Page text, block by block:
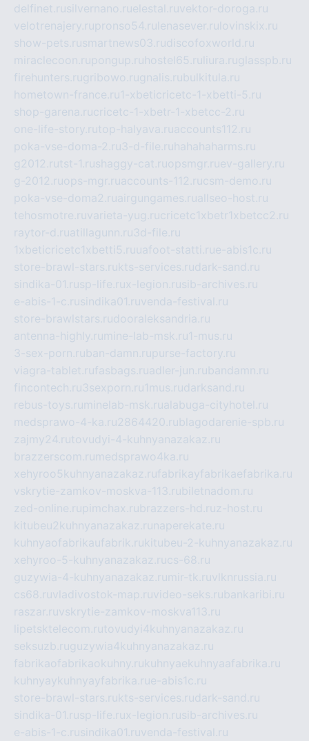
delfinet.rusilvernano.ruelestal.ruvektor-doroga.ru
velotrenajery.rupronso54.ru lenasever.ru lovinskix.ru
show-pets.rusmartnews03.rudiscofoxworld.ru
miraclecoon.rupongup.ru hostel65.ru liura.ruglasspb.ru
firehunters.rugribowo.rugnalis.rubulkitula.ru
hometown-france.ru1-xbeticricetc-1-xbetti-5.ru
shop-garena.rucricetc-1-xbetr-1-xbetcc-2.ru
one-life-story.rutop-halyava.ruaccounts112.ru
poka-vse-doma-2.ru3-d-file.ru hahahaharms.ru
g2012.rutst-1.rushaggy-cat.ruopsmgr.ruev-gallery.ru
g-2012.ruops-mgr.ruaccounts-112.rucsm-demo.ru
poka-vse-doma2.ruairgungames.ruallseo-host.ru
tehosmotre.ruvarieta-yug.rucricetc1xbetr1xbetcc2.ru
raytor-d.ruatillagunn.ru3d-file.ru
1xbeticricetc1xbetti5.ruuafoot-statti.rue-abis1c.ru
store-brawl-stars.rukts-services.rudark-sand.ru
sindika-01.rusp-life.rux-legion.rusib-archives.ru
e-abis-1-c.rusindika01.ruvenda-festival.ru
store-brawlstars.rudooraleksandria.ru
antenna-highly.ru mine-lab-msk.ru1-mus.ru
3-sex-porn.ruban-damn.rupurse-factory.ru
viagra-tablet.rufasbags.ruadler-jun.rubandamn.ru
fincontech.ru3sexporn.ru1mus.rudarksand.ru
rebus-toys.ru minelab-msk.rualabuga-cityhotel.ru
medsprawo-4-ka.ru2864420.rublagodarenie-spb.ru
zajmy24.rutovudyi-4-kuhnyanazakaz.ru
brazzerscom.ru medsprawo4ka.ru
xehyroo5kuhnyanazakaz.rufabrikayfabrikaefabrika.ru
vskrytie-zamkov-moskva-113.rubiletnadom.ru
zed-online.rupimchax.rubrazzers-hd.ruz-host.ru
kitubeu2kuhnyanazakaz.ru naperekate.ru
kuhnyaofabrikaufabrik.rukitubeu-2-kuhnyanazakaz.ru
xehyroo-5-kuhnyanazakaz.rucs-68.ru
guzywia-4-kuhnyanazakaz.ru mir-tk.ruvlknrussia.ru
cs68.ruvladivostok-map.ruvideo-seks.rubankaribi.ru
raszar.ruvskrytie-zamkov-moskva113.ru
lipetsktelecom.rutovudyi4kuhnyanazakaz.ru
seksuzb.ruguzywia4kuhnyanazakaz.ru
fabrikaofabrikaokuhny.rukuhnyaekuhnyaafabrika.ru
kuhnyaykuhnyayfabrika.rue-abis1c.ru
store-brawl-stars.rukts-services.rudark-sand.ru
sindika-01.rusp-life.rux-legion.rusib-archives.ru
e-abis-1-c.rusindika01.ruvenda-festival.ru